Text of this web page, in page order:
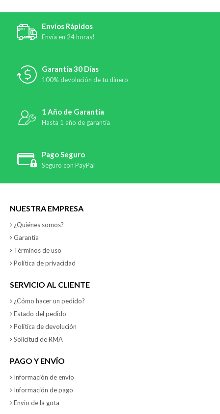
Envíos Rápidos
Envía en 24 horas!
Garantía 30 Días
100% devolución de tu dinero
1 Año de Garantía
Hasta 1 año de garantía
Pago Seguro
Seguro con PayPal
NUESTRA EMPRESA
¿Quiénes somos?
Garantía
Términos de uso
Política de privacidad
SERVICIO AL CLIENTE
¿Cómo hacer un pedido?
Estado del pedido
Política de devolución
Solicitud de RMA
PAGO Y ENVÍO
Información de envío
Información de pago
Envio de la gota